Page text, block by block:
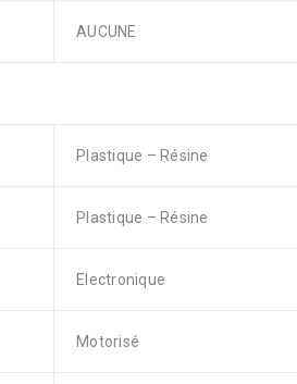
AUCUNE
Plastique – Résine
Plastique – Résine
Electronique
Motorisé